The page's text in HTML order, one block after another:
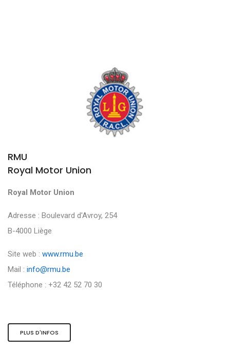
RMU
Royal Motor Union
Royal Motor Union
Adresse : Boulevard d'Avroy, 254
B-4000 Liège
Site web : www.rmu.be
Mail : info@rmu.be
Téléphone : +32 42 52 70 30
PLUS D'INFOS